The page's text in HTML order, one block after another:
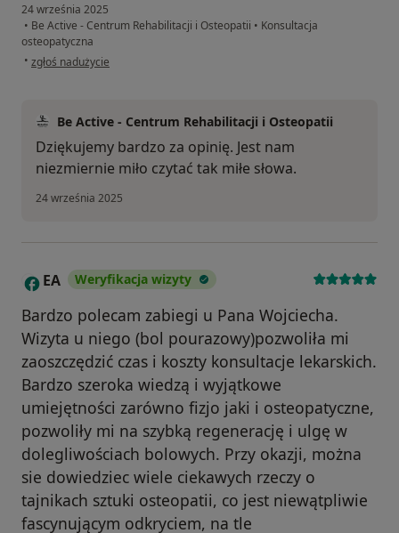
24 września 2025
• Be Active - Centrum Rehabilitacji i Osteopatii • Konsultacja
osteopatyczna
• w opinii użytkownika Michał
zgłoś nadużycie
Be Active - Centrum Rehabilitacji i Osteopatii
Dziękujemy bardzo za opinię. Jest nam
niezmiernie miło czytać tak miłe słowa.
24 września 2025
E EA Weryfikacja wizyty
Bardzo polecam zabiegi u Pana Wojciecha.
Wizyta u niego (bol pourazowy)pozwoliła mi
zaoszczędzić czas i koszty konsultacje lekarskich.
Bardzo szeroka wiedzą i wyjątkowe
umiejętności zarówno fizjo jaki i osteopatyczne,
pozwoliły mi na szybką regenerację i ulgę w
dolegliwościach bolowych. Przy okazji, można
sie dowiedziec wiele ciekawych rzeczy o
tajnikach sztuki osteopatii, co jest niewątpliwie
fascynującym odkryciem, na tle